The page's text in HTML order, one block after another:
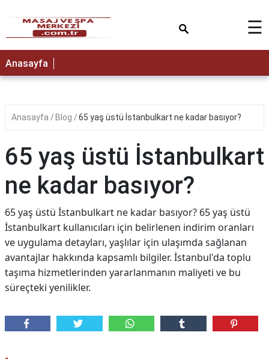
☰
Anasayfa
Anasayfa Blog 65 yaş üstü İstanbulkart ne kadar basıyor?
65 yaş üstü İstanbulkart
ne kadar basıyor?
65 yaş üstü İstanbulkart ne kadar basıyor? 65 yaş üstü
İstanbulkart kullanıcıları için belirlenen indirim oranları
ve uygulama detayları, yaşlılar için ulaşımda sağlanan
avantajlar hakkında kapsamlı bilgiler. İstanbul'da toplu
taşıma hizmetlerinden yararlanmanın maliyeti ve bu
süreçteki yenilikler.